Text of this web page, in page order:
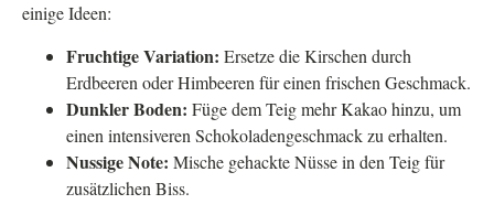
einige Ideen:
Fruchtige Variation: Ersetze die Kirschen durch
Erdbeeren oder Himbeeren für einen frischen Geschmack.
Dunkler Boden: Füge dem Teig mehr Kakao hinzu, um
einen intensiveren Schokoladengeschmack zu erhalten.
Nussige Note: Mische gehackte Nüsse in den Teig für
zusätzlichen Biss.